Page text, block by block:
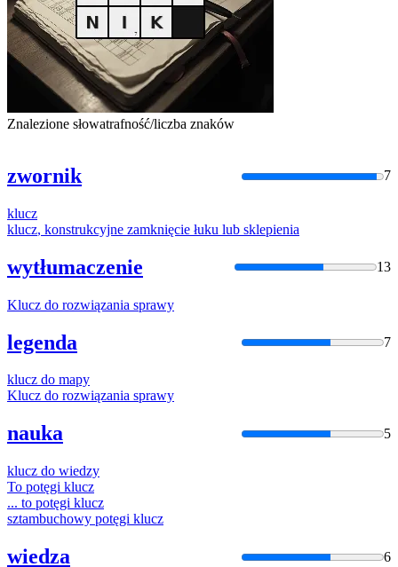
Znalezione słowatrafność/liczba znaków
zwornik 7
klucz
klucz, konstrukcyjne zamknięcie łuku lub sklepienia
wytłumaczenie 13
Klucz do rozwiązania sprawy
legenda 7
klucz do mapy
Klucz do rozwiązania sprawy
nauka 5
klucz do wiedzy
To potęgi klucz
... to potęgi klucz
sztambuchowy potęgi klucz
wiedza 6